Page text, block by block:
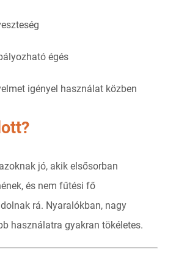
égés
igényel használat közben
jó, akik elsősorban
és nem fűtési fő
rá. Nyaralókban, nagy
használatra gyakran tökéletes.